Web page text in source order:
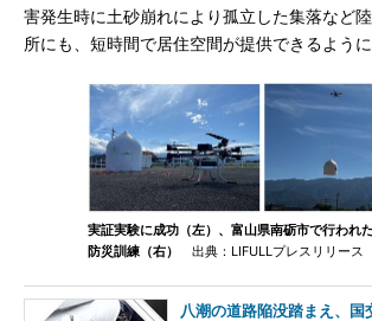
害発生時に土砂崩れにより孤立した集落など
所にも、短時間で居住空間が提供できるように
実証実験に成功（左）、富山県南砺市で行われ
防災訓練（右）
出典：LIFULLプレスリリース
八潮の道路陥没踏まえ、国